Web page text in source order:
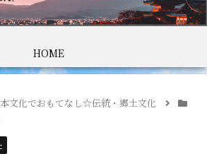
HOME
文化でおもてなし☆伝統・郷土文化